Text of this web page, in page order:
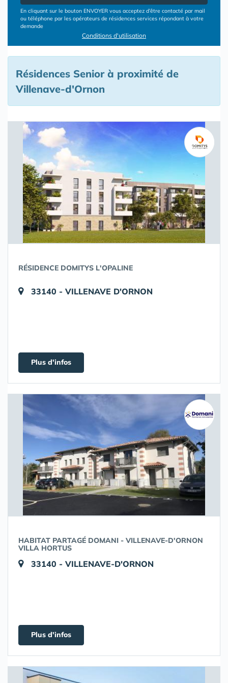
En cliquant sur le bouton ENVOYER vous acceptez d’être contacté par mail
ou téléphone par les opérateurs de résidences services répondant à votre
demande
Conditions d'utilisation
Résidences Senior à proximité de
Villenave-d'Ornon
RÉSIDENCE DOMITYS L'OPALINE
33140 - VILLENAVE D'ORNON
Plus d'infos
HABITAT PARTAGÉ DOMANI - VILLENAVE-D'ORNON
VILLA HORTUS
33140 - VILLENAVE-D'ORNON
Plus d'infos